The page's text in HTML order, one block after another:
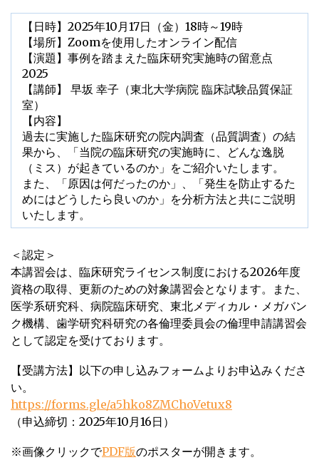
【日時】2025年10月17日（金）18時～19時
【場所】Zoomを使用したオンライン配信
【演題】事例を踏まえた臨床研究実施時の留意点
2025
【講師】 早坂 幸子（東北大学病院 臨床試験品質保証
室）
【内容】
過去に実施した臨床研究の院内調査（品質調査）の結
果から、「当院の臨床研究の実施時に、どんな逸脱
（ミス）が起きているのか」をご紹介いたします。
また、「原因は何だったのか」、「発生を防止するた
めにはどうしたら良いのか」を分析方法と共にご説明
いたします。
＜認定＞
本講習会は、臨床研究ライセンス制度における2026年度
資格の取得、更新のための対象講習会となります。また、
医学系研究科、病院臨床研究、東北メディカル・メガバン
ク機構、歯学研究科研究の各倫理委員会の倫理申請講習会
として認定を受けております。
【受講方法】以下の申し込みフォームよりお申込みくださ
い。
https://forms.gle/a5hko8ZMChoVetux8
（申込締切：2025年10月16日）
※画像クリックでPDF版のポスターが開きます。